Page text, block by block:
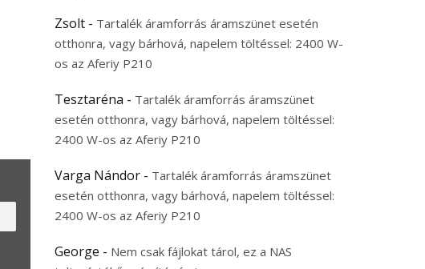
Zsolt - Tartalék áramforrás áramszünet esetén
otthonra, vagy bárhová, napelem töltéssel: 2400 W-
os az Aferiy P210
Tesztaréna - Tartalék áramforrás áramszünet
esetén otthonra, vagy bárhová, napelem töltéssel:
2400 W-os az Aferiy P210
Varga Nándor - Tartalék áramforrás áramszünet
esetén otthonra, vagy bárhová, napelem töltéssel:
2400 W-os az Aferiy P210
George - Nem csak fájlokat tárol, ez a NAS